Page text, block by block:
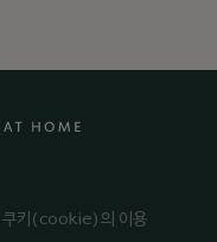
쿠키(cookie)의 이용